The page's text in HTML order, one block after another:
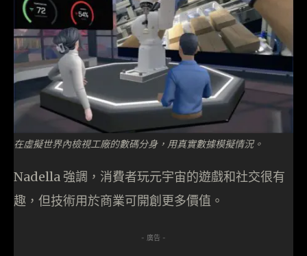
在虛擬世界內檢視工廠的數碼分身，用真實數據模擬情況。
Nadella 強調，消費者玩元宇宙的遊戲和社交很有
趣，但技術用於商業可開創更多價值。
- 廣告 -